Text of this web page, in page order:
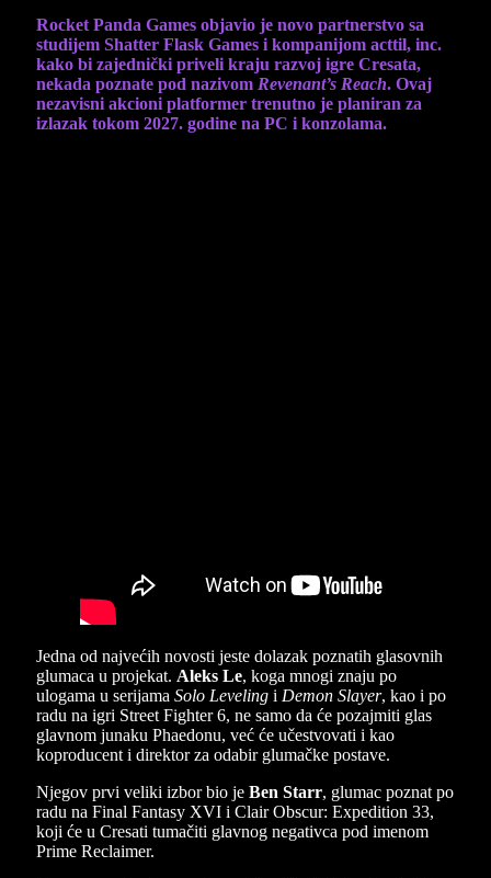
Rocket Panda Games objavio je novo partnerstvo sa
studijem Shatter Flask Games i kompanijom acttil, inc.
kako bi zajednički priveli kraju razvoj igre Cresata,
nekada poznate pod nazivom Revenant’s Reach. Ovaj
nezavisni akcioni platformer trenutno je planiran za
izlazak tokom 2027. godine na PC i konzolama.
Jedna od najvećih novosti jeste dolazak poznatih glasovnih
glumaca u projekat. Aleks Le, koga mnogi znaju po
ulogama u serijama Solo Leveling i Demon Slayer, kao i po
radu na igri Street Fighter 6, ne samo da će pozajmiti glas
glavnom junaku Phaedonu, već će učestvovati i kao
koproducent i direktor za odabir glumačke postave.
Njegov prvi veliki izbor bio je Ben Starr, glumac poznat po
radu na Final Fantasy XVI i Clair Obscur: Expedition 33,
koji će u Cresati tumačiti glavnog negativca pod imenom
Prime Reclaimer.